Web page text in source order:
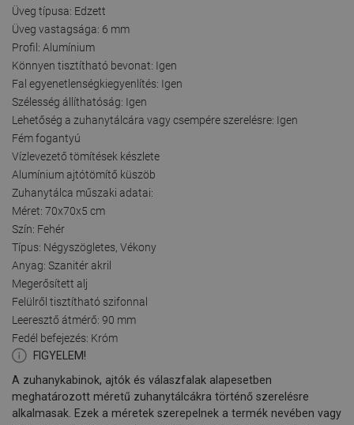
Üveg típusa: Edzett
Üveg vastagsága: 6 mm
Profil: Alumínium
Könnyen tisztítható bevonat: Igen
Fal egyenetlenségkiegyenlítés: Igen
Szélesség állíthatóság: Igen
Lehetőség a zuhanytálcára vagy csempére szerelésre: Igen
Fém fogantyú
Vízlevezető tömítések készlete
Alumínium ajtótömítő küszöb
Zuhanytálca műszaki adatai:
Méret: 70x70x5 cm
Szín: Fehér
Típus: Négyszögletes, Vékony
Anyag: Szanitér akril
Megerősített alj
Felülről tisztítható szifonnal
Leeresztő átmérő: 90 mm
Fedél befejezés: Króm
FIGYELEM!
A zuhanykabinok, ajtók és válaszfalak alapesetben
meghatározott méretű zuhanytálcákra történő szerelésre
alkalmasak. Ezek a méretek szerepelnek a termék nevében vagy